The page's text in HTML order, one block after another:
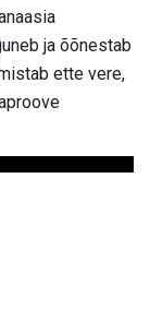
ja õõnestab
ette vere,